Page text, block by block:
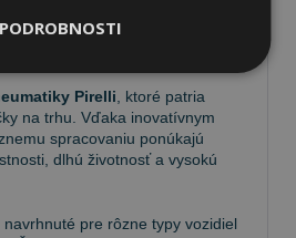
– kvalita a
Pirelli , ktoré patria
na trhu. Vďaka inovatívnym
spracovaniu ponúkajú
dlhú životnosť a vysokú
navrhnuté pre rôzne typy vozidiel